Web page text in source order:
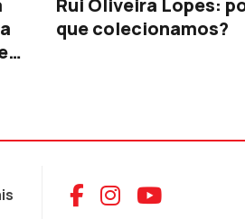
Rui Oliveira Lopes:
que colecionamos?
Aceder ao
Aceder ao
Aceder